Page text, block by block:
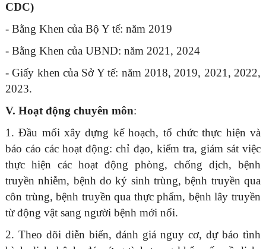
CDC)
- Bằng Khen của Bộ Y tế: năm 2019
- Bằng Khen của UBND: năm 2021, 2024
- Giấy khen của Sở Y tế: năm 2018, 2019, 2021, 2022,
2023.
V. Hoạt động chuyên môn:
1. Đầu mối xây dựng kế hoạch, tổ chức thực hiện và
báo cáo các hoạt động: chỉ đạo, kiểm tra, giám sát việc
thực hiện các hoạt động phòng, chống dịch, bệnh
truyền nhiễm, bệnh do ký sinh trùng, bệnh truyền qua
côn trùng, bệnh truyền qua thực phẩm, bệnh lây truyền
từ động vật sang người bệnh mới nổi.
2. Theo dõi diễn biến, đánh giá nguy cơ, dự báo tình